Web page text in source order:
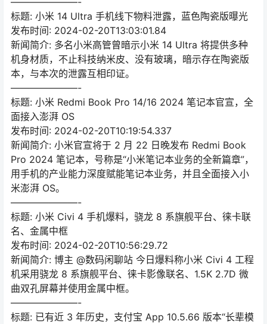
标题: 小米 14 Ultra 手机线下物料泄露，蓝色陶瓷版曝光
发布时间: 2024-02-20T13:03:01.84
新闻简介: 多名小米高管曾暗示小米 14 Ultra 将提供多种
机身材质，不止科技纳米皮、没有玻璃，暗示存在陶瓷版
本，与本次的泄露互相印证。
———————-
标题: 小米 Redmi Book Pro 14/16 2024 笔记本官宣，全
面接入澎湃 OS
发布时间: 2024-02-20T10:19:54.337
新闻简介: 小米官宣将于 2 月 22 日晚发布 Redmi Book
Pro 2024 笔记本，号称是“小米笔记本业务的全新篇章”，
用手机的产业能力深度赋能笔记本业务，并且全面接入小
米澎湃 OS。
———————-
标题: 小米 Civi 4 手机爆料，骁龙 8 系旗舰平台、徕卡联
名、金属中框
发布时间: 2024-02-20T10:56:29.72
新闻简介: 博主 @数码闲聊站 今日爆料称小米 Civi 4 工程
机采用骁龙 8 系旗舰平台、徕卡影像联名、1.5K 2.7D 微
曲双孔屏幕并使用金属中框。
———————-
标题: 已有近 3 年历史，支付宝 App 10.5.66 版本“长辈模